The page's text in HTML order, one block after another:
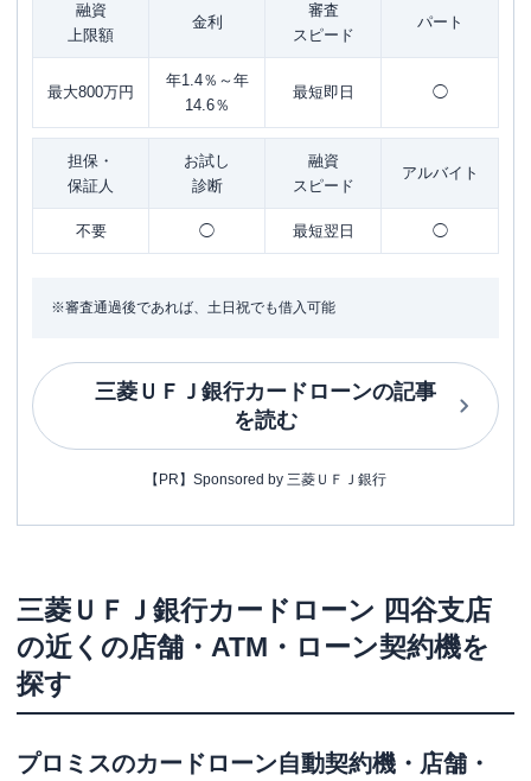
融資
上限額
金利
審査
スピード
パート
最大800万円
年1.4％～年
14.6％
最短即日 ◯
担保・
保証人
お試し
診断
融資
スピード
アルバイト
不要 ◯ 最短翌日 ◯
※審査通過後であれば、土日祝でも借入可能
三菱ＵＦＪ銀行カードローンの記事
を読む
【PR】Sponsored by 三菱ＵＦＪ銀行
三菱ＵＦＪ銀行カードローン 四谷支店
の近くの店舗・ATM・ローン契約機を
探す
プロミスのカードローン自動契約機・店舗・